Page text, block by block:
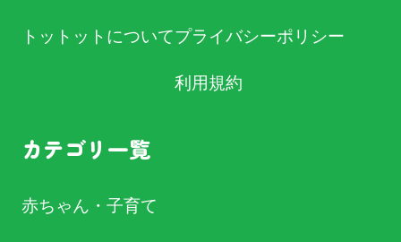
トットットについてプライバシーポリシー
利用規約
カテゴリ一覧
赤ちゃん・子育て